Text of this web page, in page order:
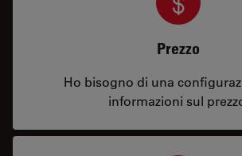
Prezzo
Ho bisogno di una
informazioni sul